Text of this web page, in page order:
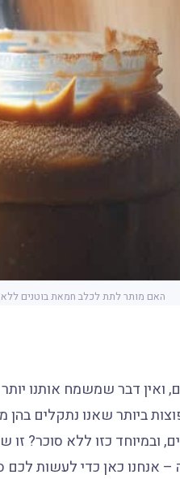
האם מותר לתת לכלב חמאת בוטנים
ואין דבר שמשמח אותנו
ביותר שאנו נתקלים בהן
ובמיוחד כזו ללא סוכר? זו
– אנחנו כאן כדי לעשות